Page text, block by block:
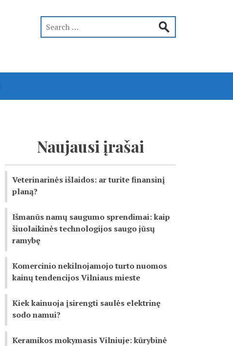
Naujausi įrašai
Veterinarinės išlaidos: ar turite finansinį
planą?
Išmanūs namų saugumo sprendimai: kaip
šiuolaikinės technologijos saugo jūsų
ramybę
Komercinio nekilnojamojo turto nuomos
kainų tendencijos Vilniaus mieste
Kiek kainuoja įsirengti saulės elektrinę
sodo namui?
Keramikos mokymasis Vilniuje: kūrybinė